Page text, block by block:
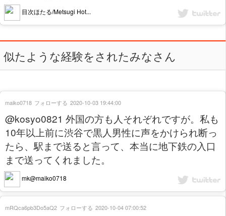
目次ほたる/Metsugi Hot...
似たような経験をされたみなさん
@kosyo0821 外国の方も人それぞれですが。私も
10年以上前に渋谷で黒人男性に声をかけられ断っ
たら、駅まで送ると言って、本当に地下鉄の入口
まで送ってくれました。
mk@maiko0718
maiko0718 フォローする 2020-10-03 19:44:00
mRQca6pb3Do5aQ2 フォローする 2020-10-04 07:00:52